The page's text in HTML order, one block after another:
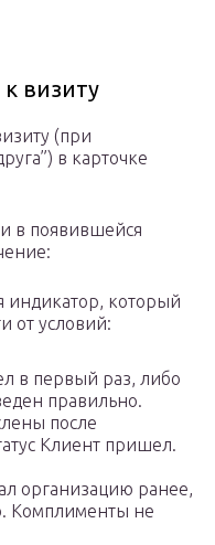
визиту
(при
в карточке
в появившейся
индикатор, который
от условий:
в первый раз, либо
правильно.
после
Клиент пришел.
организацию ранее,
Комплименты не